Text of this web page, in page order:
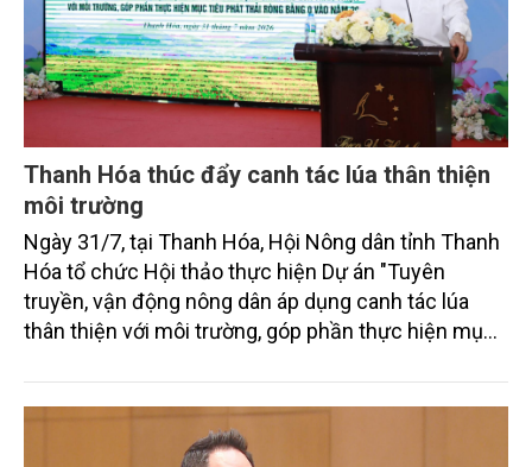
Thanh Hóa thúc đẩy canh tác lúa thân thiện
môi trường
Ngày 31/7, tại Thanh Hóa, Hội Nông dân tỉnh Thanh
Hóa tổ chức Hội thảo thực hiện Dự án "Tuyên
truyền, vận động nông dân áp dụng canh tác lúa
thân thiện với môi trường, góp phần thực hiện mục
trình thu hút sự tham gia của đông đảo đại biểu đến
từ các cơ quan quản lý nhà nước, đơn vị nghiên cứu,
doanh nghiệp, hợp tác xã và nông dân đang trực